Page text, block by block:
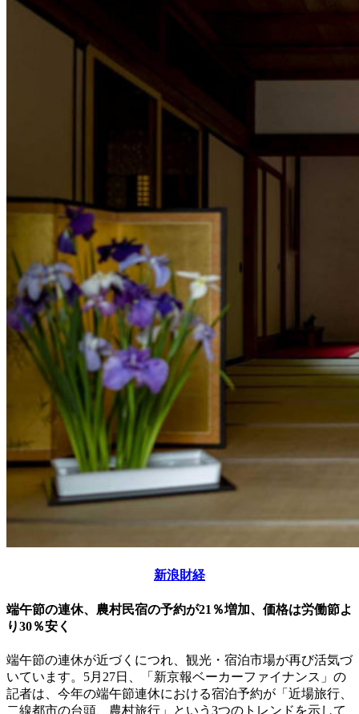
新浪財経
端午節の連休、農村民宿の予約が21％増加、価格は労働節よ
り30％安く
端午節の連休が近づくにつれ、観光・宿泊市場が再び活気づ
いています。5月27日、「新京報ベーカーファイナンス」の
記者は、今年の端午節連休における宿泊予約が「近場旅行、
二線都市の台頭、農村旅行」という3つのトレンドを示して